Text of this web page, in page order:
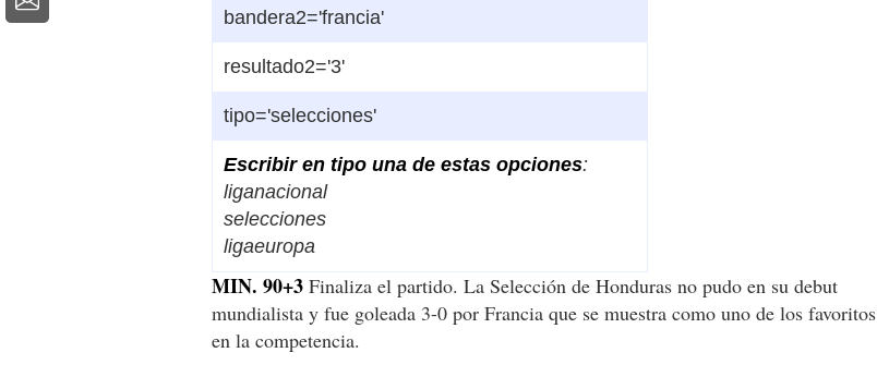
bandera2='francia'
resultado2='3'
tipo='selecciones'
Escribir en tipo una de estas opciones:
liganacional
selecciones
ligaeuropa
MIN. 90+3 Finaliza el partido. La Selección de Honduras no pudo en su debut
mundialista y fue goleada 3-0 por Francia que se muestra como uno de los favoritos
en la competencia.